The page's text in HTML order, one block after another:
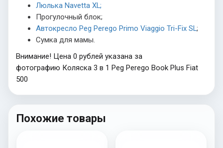
Люлька Navetta XL;
Прогулочный блок;
Автокресло Peg Perego Primo Viaggio Tri-Fix SL;
Сумка для мамы.
Внимание! Цена 0 рублей указана за
фотографию Коляска 3 в 1 Peg Perego Book Plus Fiat
500
Похожие товары